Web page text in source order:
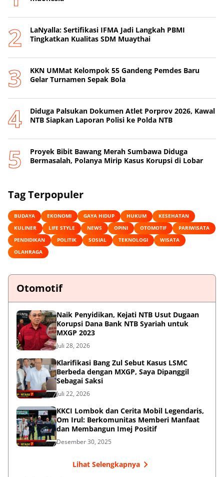
LaNyalla: Sertifikasi IFMA Jadi Langkah PBMI
Tingkatkan Kualitas SDM Muaythai
KKN UMMat Kelompok 55 Gandeng Pemdes Baru
Gelar Turnamen Sepak Bola
Diduga Palsukan Dokumen Atlet Porprov 2026, Kawal
NTB Siapkan Laporan Polisi ke Polda NTB
Proyek Bibit Bawang Merah Sumbawa Diduga
Bermasalah, Polanya Mirip Kasus Korupsi di Lobar
Tag Terpopuler
BUDAYA EKONOMI GAYA HIDUP HUKUM
KESEHATAN
KULINER
LIFE STYLE NEWS OPINI OTOMOTIF
PARIWISATA
PENDIDIKAN
POLITIK SOSIAL TEKNOLOGI
WISATA
OLAHRAGA
Otomotif
Naik Penyidikan, Kejati NTB Usut Dugaan
Korupsi Dana Bank NTB Syariah untuk
MXGP 2023
Juli 28, 2026
Klarifikasi Bang Zul Sebut Kasus LSMC
Berbeda dengan MXGP, Saya Dipanggil
Sebagai Saksi
Juli 22, 2026
KKCI Lombok dan Cerita Mobil Legendaris,
Om Irul: Berkomunitas Memberi Manfaat
dan Membangun Imej Positif
Desember 30, 2025
Lihat Selengkapnya